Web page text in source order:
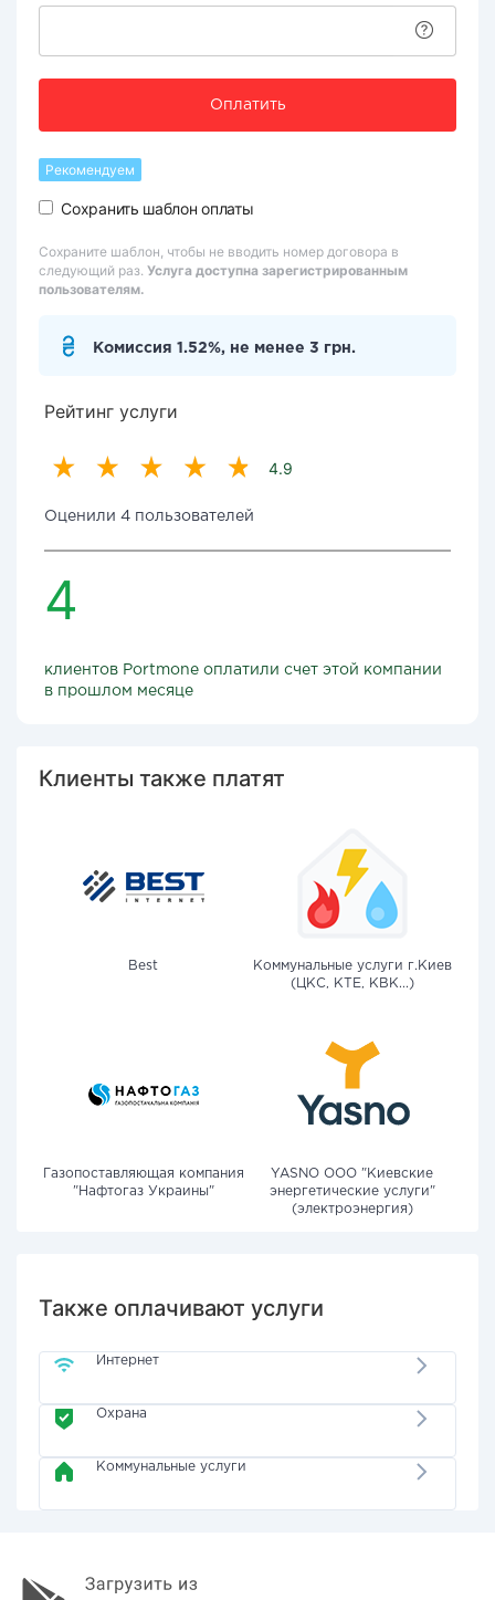
Оплатить
Рекомендуем
Сохранить шаблон оплаты
Сохраните шаблон, чтобы не вводить номер договора в
следующий раз. Услуга доступна зарегистрированным
пользователям.
Комиссия 1.52%, не менее 3 грн.
Рейтинг услуги
4.9
Оценили 4 пользователей
4
клиентов Portmone оплатили счет этой компании
в прошлом месяце
Клиенты также платят
Best
Коммунальные услуги г.Киев
(ЦКС, КТЕ, КВК...)
Газопоставляющая компания
"Нафтогаз Украины"
YASNO OOO "Киевские
энергетические услуги"
(электроэнергия)
Также оплачивают услуги
Интернет
Охрана
Коммунальные услуги